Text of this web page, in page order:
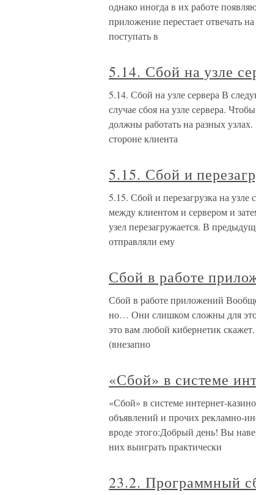
однако иногда в их работе
приложение перестает отвечать
поступать в
5.14. Сбой на узле
5.14. Сбой на узле сервера В
случае сбоя на узле сервера.
должны работать на разных
стороне клиента
5.15. Сбой и
5.15. Сбой и перезагрузка на
между клиентом и сервером и
узел перезагружается. В
отправляли ему
Сбой в работе
Сбой в работе приложений
но… Они слишком сложны для
это вам любой кибернетик
(внезапно
«Сбой» в системе
«Сбой» в системе интернет-
объявлений и прочих рекламно-
вроде этого:Добрый день! Вы
них выиграть практически
23.2. Программный